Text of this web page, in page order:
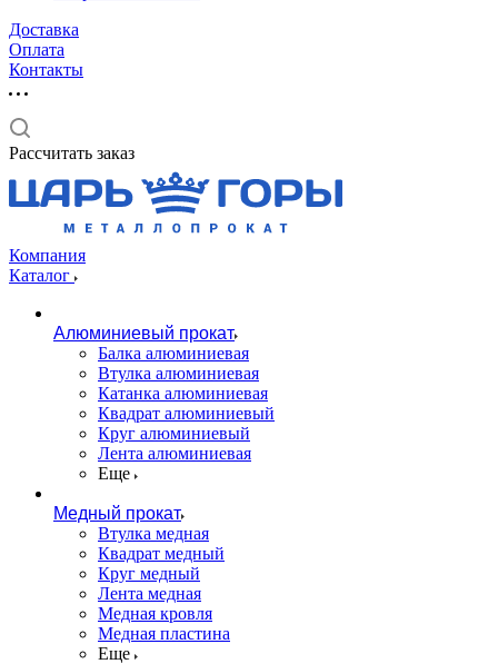
Доставка
Оплата
Контакты
Рассчитать заказ
Компания
Каталог
Алюминиевый прокат
Балка алюминиевая
Втулка алюминиевая
Катанка алюминиевая
Квадрат алюминиевый
Круг алюминиевый
Лента алюминиевая
Еще
Медный прокат
Втулка медная
Квадрат медный
Круг медный
Лента медная
Медная кровля
Медная пластина
Еще